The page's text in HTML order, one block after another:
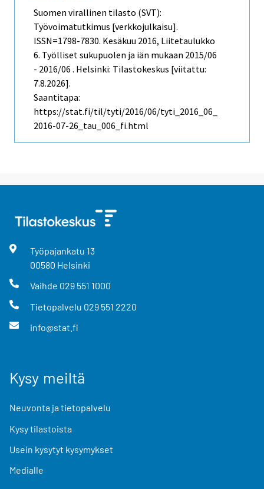
Suomen virallinen tilasto (SVT):
Työvoimatutkimus [verkkojulkaisu].
ISSN=1798-7830. Kesäkuu 2016, Liitetaulukko
6. Työlliset sukupuolen ja iän mukaan 2015/06
- 2016/06 . Helsinki: Tilastokeskus [viitattu:
7.8.2026].
Saantitapa:
https://stat.fi/til/tyti/2016/06/tyti_2016_06_
2016-07-26_tau_006_fi.html
Työpajankatu 13
00580 Helsinki
Vaihde 029 551 1000
Tietopalvelu 029 551 2220
info@stat.fi
Kysy meiltä
Neuvonta ja tietopalvelu
Kysy tilastoista
Usein kysytyt kysymykset
Medialle